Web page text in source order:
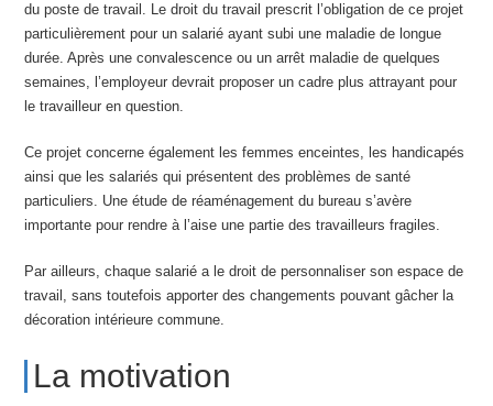
du poste de travail. Le droit du travail prescrit l’obligation de ce projet
particulièrement pour un salarié ayant subi une maladie de longue
durée. Après une convalescence ou un arrêt maladie de quelques
semaines, l’employeur devrait proposer un cadre plus attrayant pour
le travailleur en question.
Ce projet concerne également les femmes enceintes, les handicapés
ainsi que les salariés qui présentent des problèmes de santé
particuliers. Une étude de réaménagement du bureau s’avère
importante pour rendre à l’aise une partie des travailleurs fragiles.
Par ailleurs, chaque salarié a le droit de personnaliser son espace de
travail, sans toutefois apporter des changements pouvant gâcher la
décoration intérieure commune.
La motivation